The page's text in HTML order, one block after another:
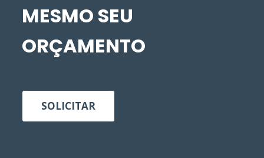
MESMO SEU
ORÇAMENTO
SOLICITAR